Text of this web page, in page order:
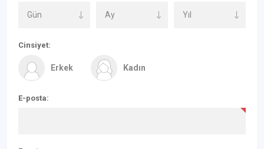
Cinsiyet:
Erkek Kadın
E-posta: